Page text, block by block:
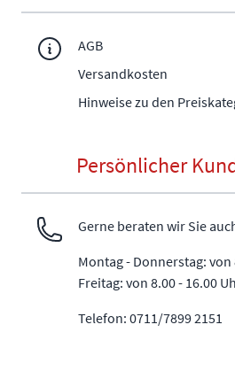
AGB
Versandkosten
Hinweise zu den
Persönlicher
Gerne beraten wir Sie
Montag - Donnerstag: von
Freitag: von 8.00 - 16.00
Telefon: 0711/7899 2151